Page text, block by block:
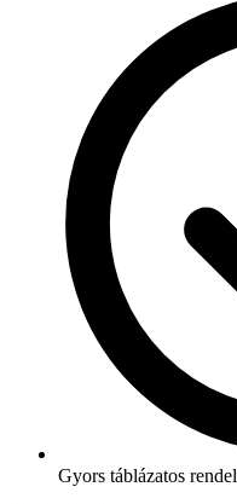
Gyors táblázatos